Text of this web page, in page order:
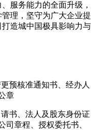
服务能力的全面升级，
理，坚守为广大企业提
造城中国极具影响力与
预核准通知书、经办人
章
书、法人及股东身份证
司章程、授权委托书、